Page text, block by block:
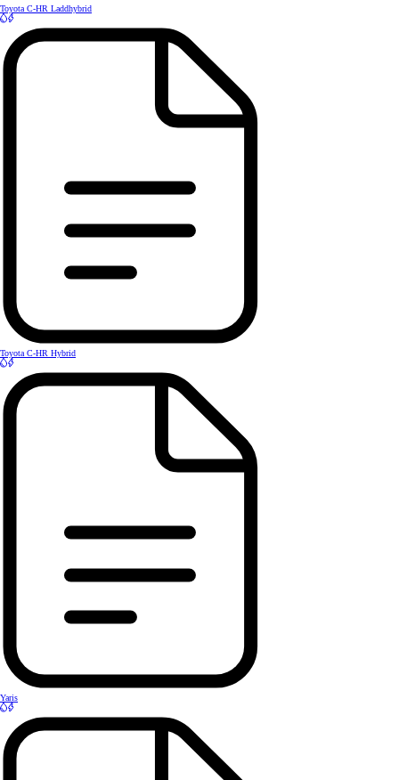
Toyota C-HR Laddhybrid
Toyota C-HR Hybrid
Yaris